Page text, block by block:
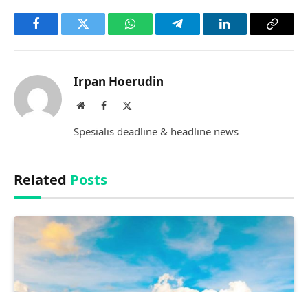
FacebookTwitter WhatsAppTelegramLinkedInCopy
Irpan Hoerudin
WebsiteFacebook
Spesialis deadline & headline news
Related Posts